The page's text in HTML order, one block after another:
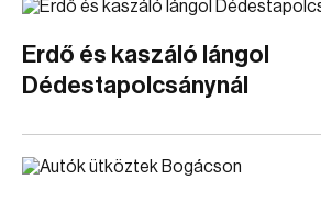
Erdő és kaszáló lángol
Dédestapolcsánynál